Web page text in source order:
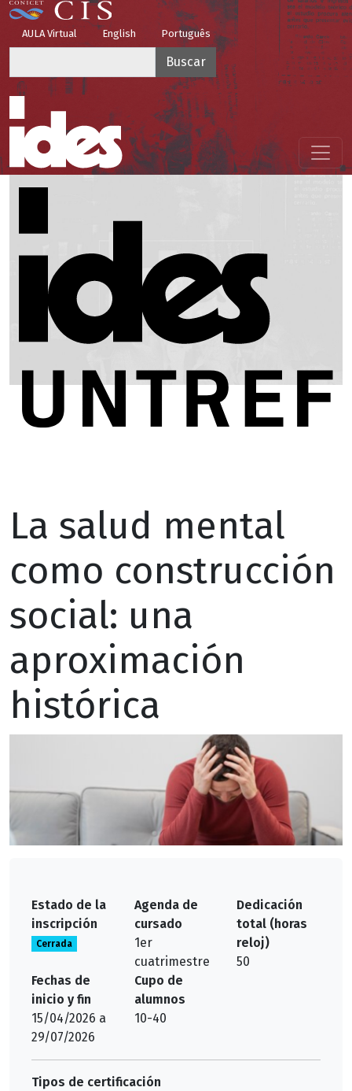
Pasar al contenido principal
Top Menu
AULA Virtual English Português
Menú principal
La salud mental
como construcción
social: una
aproximación
histórica
Estado de la
inscripción
Cerrada
Agenda de
cursado
1er
cuatrimestre
Dedicación
total (horas
reloj)
50
Fechas de
inicio y fin
15/04/2026 a
29/07/2026
Cupo de
alumnos
10-40
Tipos de certificación